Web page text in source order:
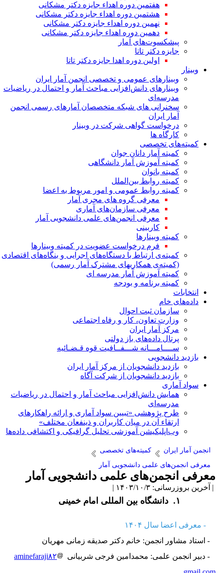
هفتمین دوره اهداء جایزه دکتر مشکانی
هشتمین دوره اهداء جایزه دکتر مشکانی
نهمین دوره اهداء جایزه دکتر مشکانی
دهمین دوره اهداء جایزه دکتر مشکانی
پیشکسوت‌های آمار
جایزه دکتر تاتا
اولین دوره اهدا جایزه دکتر تاتا
وبینار
وبینارهای عمومی و تخصصی انجمن آمار ایران
وبینارهای دانش‌افزایی مباحث آمار و احتمال در ریاضیات
مدرسه‌ای
سخنرانی های شبکه متخصصان آمارهای رسمی انجمن
آمار ایران
درخواست گواهی شرکت در وبینار
کارگاه ها
کمیته‌های تخصصی
کمیته آمار دانان جوان
کمیته آموزش آمار دانشگاهی
کمیته بانوان
کمیته روابط بین‌الملل
کمیته روابط عمومی و امور مربوط به اعضا
معرفی گروه های مجری آمار
معرفی سازمان‌های آماری
معرفی انجمن‌های علمی دانشجویی آمار
کاربینی
کمیته وبینارها
فرم درخواست عضویت در کمیته وبینارها
کمیته‌ی ارتباط با دستگاه‌های اجرایی و بنگاه‌های اقتصادی
(کمیته‌ی همکاریهای مشترک آمار رسمی)
کمیته آموزش آمار مدرسه ای
کمیته برنامه و بودجه
انتخابات
داده‌های خام
سازمان ثبت احوال
وزارت تعاون، کار و رفاه اجتماعی
مرکز آمار ایران
پرتال داده‌های باز دولتی
ســــامـــانه شـــفــافیت قوه قـضـائیه
بازدید دانشجویی
بازدید دانشجویان از مرکز آمار ایران
بازدید دانشجویان از شرکت آگاه
سواد آماری
همایش دانش‌افزایی مباحث آمار و احتمال در ریاضیات
مدرسه‌ای
طرح پژوهشی «تبیین سواد آماری و ارائه راهکارهای
ارتقاء آن در میان کاربران و ذینفعان مختلف»
وب‌اپلیکیشن آموزشی تحلیل گرافیکی و اکتشافی داده‌ها
انجمن آمار ایران
کمیته‌های تخصصی
معرفی انجمن‌های علمی دانشجویی آمار
انجمن‌های علمی دانشجویی آمار
بروزرسانی: ۱۴۰۳/۱۰/۳ |
دانشگاه بین المللی امام خمینی
- معرفی اعضا سال ۱۴۰۴
استاد مشاور انجمن: خانم دکتر صدیقه زمانی مهریان
دبیر انجمن علمی: محمدامین فرجی شربیانی
aminefaraji۸۲